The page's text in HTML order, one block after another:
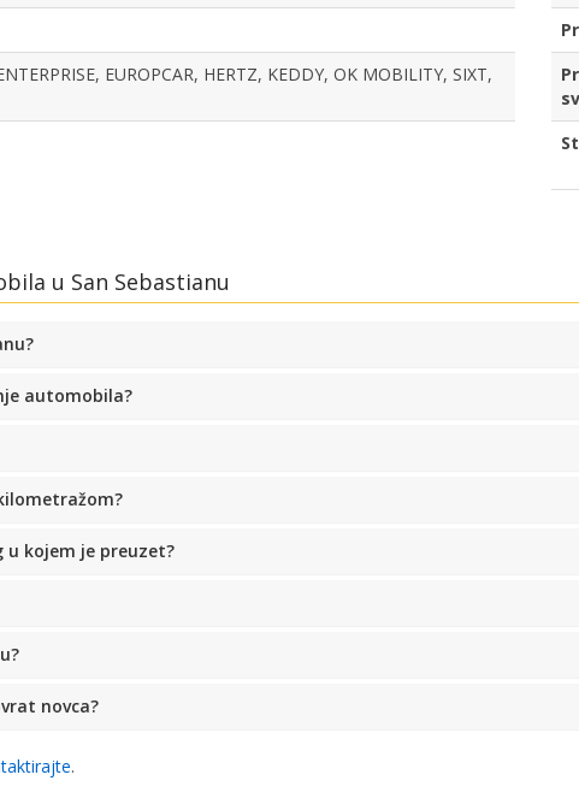
EUROPCAR, HERTZ, KEDDY, OK MOBILITY, SIXT,
u San Sebastianu
automobila?
kojem je preuzet?
novca?
.